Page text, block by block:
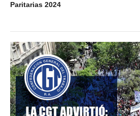
Paritarias 2024